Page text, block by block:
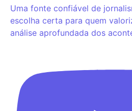
Uma fonte confiável de
escolha certa para quem
análise aprofundada dos